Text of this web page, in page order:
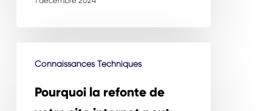
refonte
Connaissances Techniques
Pourquoi la refonte de